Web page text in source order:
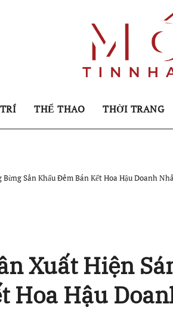
THỂ THAO THỜI TRANG
Sân Khấu Đêm Bán Kết Hoa Hậu Doanh
Xuất Hiện
Hoa Hậu